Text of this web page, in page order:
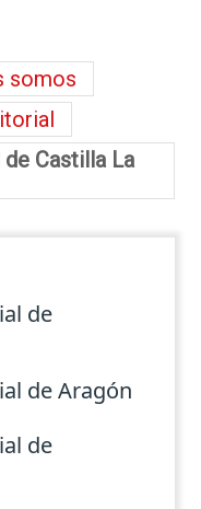
somos
Castilla La
de
de Aragón
de